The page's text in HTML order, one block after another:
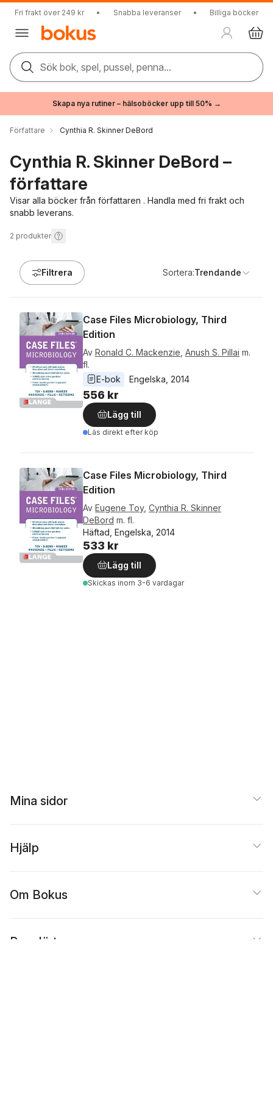
Fri frakt över 249 kr • Snabba leveranser • Billiga böcker
Sök bok, spel, pussel, penna...
Skapa nya rutiner – hälsoböcker upp till 50% →
Författare Cynthia R. Skinner DeBord
Cynthia R. Skinner DeBord –
författare
Visar alla böcker från författaren . Handla med fri frakt och
snabb leverans.
2 produkter
Filtrera Sortera:Trendande
Case Files Microbiology, Third
Edition
Av Ronald C. Mackenzie Anush S. Pillai m.
fl.
E-bok
Engelska 2014
556 kr
Lägg till
Läs direkt efter köp
Case Files Microbiology, Third
Edition
Av Eugene Toy, Cynthia R. Skinner
DeBord m. fl.
Häftad, Engelska, 2014
533 kr
Lägg till
Skickas inom 3-6 vardagar
Mina sidor
Hjälp
Om Bokus
Populärt